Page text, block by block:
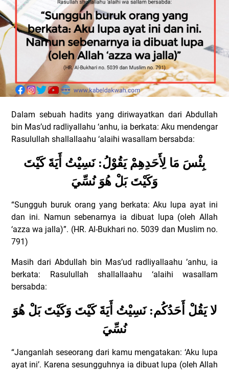
Dalam sebuah hadits yang diriwayatkan dari Abdullah
bin Mas’ud radliyallahu ‘anhu, ia berkata: Aku mendengar
Rasulullah shallallaahu ‘alaihi wasallam bersabda:
بِئْسَ مَا لِأَحَدِهِمْ يَقُوْلُ: نَسِيْتُ أَيَةَ كَيْتَ
وَكَيْتَ بَلْ هُوَ نُسِّيَ
“Sungguh buruk orang yang berkata: Aku lupa ayat ini
dan ini. Namun sebenarnya ia dibuat lupa (oleh Allah
‘azza wa jalla)”. (HR. Al-Bukhari no. 5039 dan Muslim no.
791)
Masih dari Abdullah bin Mas’ud radliyallaahu ’anhu, ia
berkata: Rasulullah shallallaahu ‘alaihi wasallam
bersabda:
لا يَقُلْ أَحَدُكُم: نَسِيْتُ أَيَةَ كَيْتَ وَكَيْتَ بَلْ هُوَ
نُسِّيَ
“Janganlah seseorang dari kamu mengatakan: ‘Aku lupa
ayat ini’. Karena sesungguhnya ia dibuat lupa (oleh Allah